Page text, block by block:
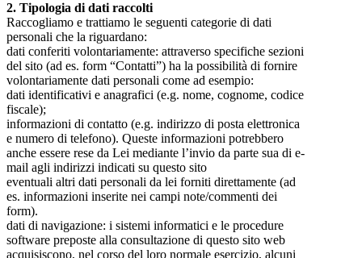
2. Tipologia di dati raccolti
Raccogliamo e trattiamo le seguenti categorie di dati
personali che la riguardano:
dati conferiti volontariamente: attraverso specifiche sezioni
del sito (ad es. form “Contatti”) ha la possibilità di fornire
volontariamente dati personali come ad esempio:
dati identificativi e anagrafici (e.g. nome, cognome, codice
fiscale);
informazioni di contatto (e.g. indirizzo di posta elettronica
e numero di telefono). Queste informazioni potrebbero
anche essere rese da Lei mediante l’invio da parte sua di e-
mail agli indirizzi indicati su questo sito
eventuali altri dati personali da lei forniti direttamente (ad
es. informazioni inserite nei campi note/commenti dei
form).
dati di navigazione: i sistemi informatici e le procedure
software preposte alla consultazione di questo sito web
acquisiscono, nel corso del loro normale esercizio, alcuni